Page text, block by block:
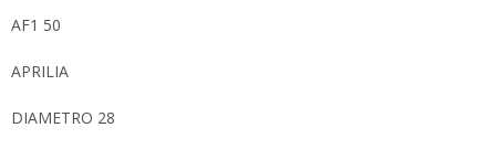
AF1 50
APRILIA
DIAMETRO 28